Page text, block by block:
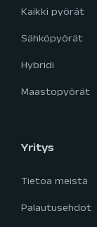
Kaikki pyörät
Sähköpyörät
Hybridi
Maastopyörät
Yritys
Tietoa meistä
Palautusehdot